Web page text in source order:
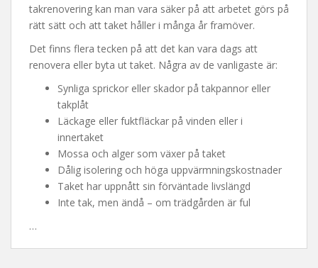
takrenovering kan man vara säker på att arbetet görs på
rätt sätt och att taket håller i många år framöver.
Det finns flera tecken på att det kan vara dags att
renovera eller byta ut taket. Några av de vanligaste är:
Synliga sprickor eller skador på takpannor eller
takplåt
Läckage eller fuktfläckar på vinden eller i
innertaket
Mossa och alger som växer på taket
Dålig isolering och höga uppvärmningskostnader
Taket har uppnått sin förväntade livslängd
Inte tak, men ändå – om trädgården är ful
…